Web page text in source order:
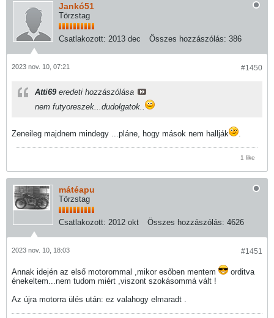
Jankó51
Törzstag
Csatlakozott: 2013 dec Összes hozzászólás: 386
#1450
2023 nov. 10, 07:21
Atti69 eredeti hozzászólása
nem futyoreszek...dudolgatok..
Zeneileg majdnem mindegy ...pláne, hogy mások nem hallják
1 like
mátéapu
Törzstag
Csatlakozott: 2012 okt Összes hozzászólás: 4626
#1451
2023 nov. 10, 18:03
Annak idején az első motorommal ,mikor esőben mentem
orditva
énekeltem...nem tudom miért ,viszont szokásommá vált !
Az újra motorra ülés után: ez valahogy elmaradt .